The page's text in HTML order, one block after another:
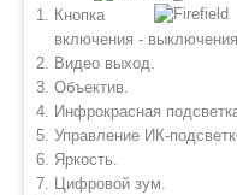
Кнопка
включения -
Видео выход.
Объектив.
Инфрокрасная
Управление ИК-
Яркость.
Цифровой зум.